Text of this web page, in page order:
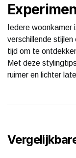
Iedere woonkamer
verschillende
tijd om te
Met deze
ruimer en lichter